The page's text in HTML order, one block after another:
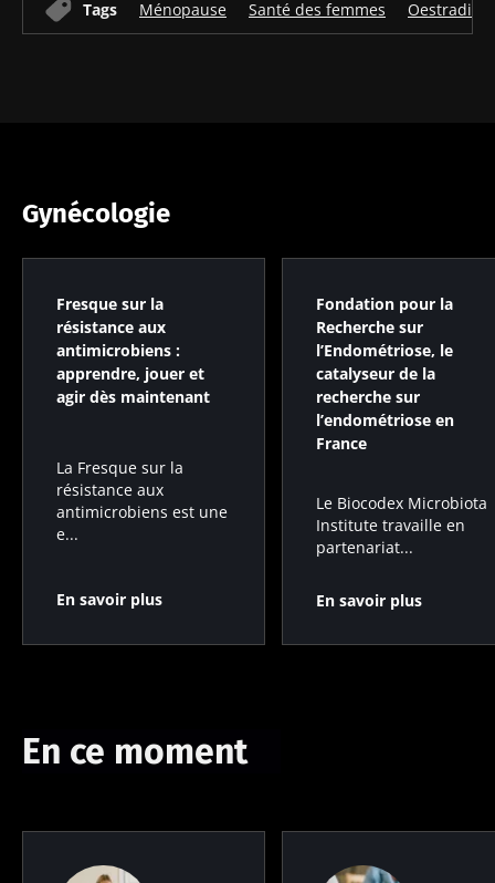
Tags Ménopause Santé des femmes Oestradiol
Gynécologie
Fresque sur la
résistance aux
antimicrobiens :
apprendre, jouer et
agir dès maintenant
La Fresque sur la
résistance aux
antimicrobiens est une
e...
En savoir plus
Fondation pour la
Recherche sur
l’Endométriose, le
catalyseur de la
recherche sur
l’endométriose en
France
Le Biocodex Microbiota
Institute travaille en
partenariat...
En savoir plus
En ce moment